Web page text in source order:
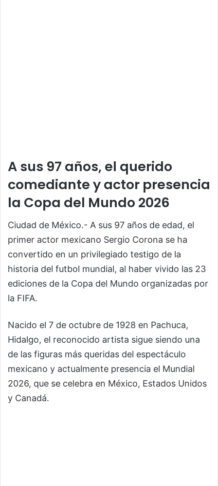
A sus 97 años, el querido
comediante y actor presencia
la Copa del Mundo 2026
Ciudad de México.- A sus 97 años de edad, el
primer actor mexicano Sergio Corona se ha
convertido en un privilegiado testigo de la
historia del futbol mundial, al haber vivido las 23
ediciones de la Copa del Mundo organizadas por
la FIFA.
Nacido el 7 de octubre de 1928 en Pachuca,
Hidalgo, el reconocido artista sigue siendo una
de las figuras más queridas del espectáculo
mexicano y actualmente presencia el Mundial
2026, que se celebra en México, Estados Unidos
y Canadá.